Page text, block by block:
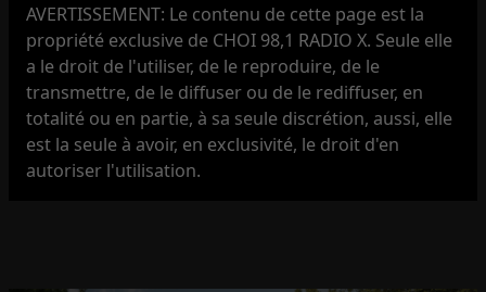
AVERTISSEMENT: Le contenu de cette page est la
propriété exclusive de CHOI 98,1 RADIO X. Seule elle
a le droit de l'utiliser, de le reproduire, de le
transmettre, de le diffuser ou de le rediffuser, en
totalité ou en partie, à sa seule discrétion, aussi, elle
est la seule à avoir, en exclusivité, le droit d'en
autoriser l'utilisation.